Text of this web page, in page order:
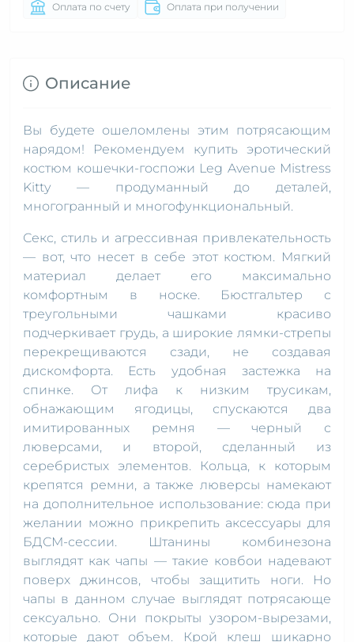
Оплата по счету
Оплата при получении
Описание
Вы будете ошеломлены этим потрясающим
нарядом! Рекомендуем купить эротический
костюм кошечки-госпожи Leg Avenue Mistress
Kitty — продуманный до деталей,
многогранный и многофункциональный.
Секс, стиль и агрессивная привлекательность
— вот, что несет в себе этот костюм. Мягкий
материал делает его максимально
комфортным в носке. Бюстгальтер с
треугольными чашками красиво
подчеркивает грудь, а широкие лямки-стрепы
перекрещиваются сзади, не создавая
дискомфорта. Есть удобная застежка на
спинке. От лифа к низким трусикам,
обнажающим ягодицы, спускаются два
имитированных ремня — черный с
люверсами, и второй, сделанный из
серебристых элементов. Кольца, к которым
крепятся ремни, а также люверсы намекают
на дополнительное использование: сюда при
желании можно прикрепить аксессуары для
БДСМ-сессии. Штанины комбинезона
выглядят как чапы — такие ковбои надевают
поверх джинсов, чтобы защитить ноги. Но
чапы в данном случае выглядят потрясающе
сексуально. Они покрыты узором-вырезами,
которые дают объем. Крой клеш шикарно